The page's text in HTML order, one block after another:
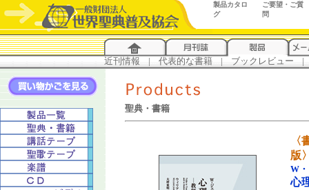
製品カタロ
グ
ご要望・ご質
問
近刊情報 | 代表的な書籍 | ブックレビュー |
聖典・書籍
版
W
心